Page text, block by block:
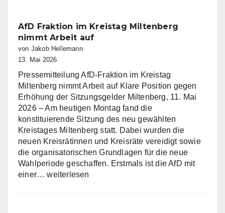
eine
gesegnete
Christi
AfD Fraktion im Kreistag Miltenberg
nimmt Arbeit auf
von Jakob Hellemann
13. Mai 2026
Pressemitteilung AfD-Fraktion im Kreistag
Miltenberg nimmt Arbeit auf Klare Position gegen
Erhöhung der Sitzungsgelder Miltenberg, 11. Mai
2026 – Am heutigen Montag fand die
konstituierende Sitzung des neu gewählten
Kreistages Miltenberg statt. Dabei wurden die
neuen Kreisrätinnen und Kreisräte vereidigt sowie
die organisatorischen Grundlagen für die neue
Wahlperiode geschaffen. Erstmals ist die AfD mit
einer…AfD
weiterlesen